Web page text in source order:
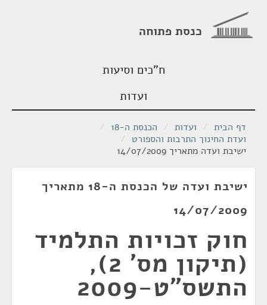
כנסת פתוחה
ח"כים וסיעות
ועדות
דף הבית / ועדות / הכנסת ה-18
/
ועדת החינוך התרבות והספורט /
ישיבת ועדה מתאריך 14/07/2009
ישיבת ועדה של הכנסת ה-18 מתאריך
14/07/2009
חוק זכויות התלמיד
(תיקון מס' 2),
התשס"ט-2009